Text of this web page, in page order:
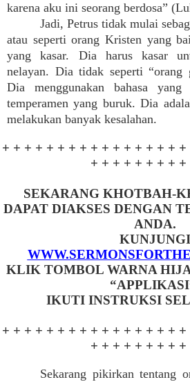
karena aku ini seorang berdosa”
Jadi, Petrus tidak mulai
atau seperti orang Kristen yang
yang kasar. Dia harus kasar
nelayan. Dia tidak seperti “orang
Dia menggunakan bahasa
temperamen yang buruk. Dia
melakukan banyak kesalahan.
+ + + + + + + + + + + + + + + +
+ + + + + + + + +
SEKARANG KHOTBAH-
DAPAT DIAKSES DENGAN
ANDA.
KUNJUNGI
KLIK TOMBOL WARNA
IKUTI INSTRUKSI
+ + + + + + + + + + + + + + + +
+ + + + + + + + +
Sekarang pikirkan tentang